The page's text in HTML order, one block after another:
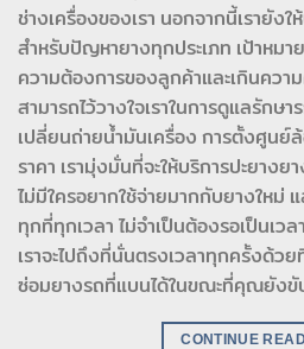
ช่างเครื่องของเรา นอกจากนี้เรายัง
สำหรับปัญหายางทุกประเภท เป้าหมา
ความต้องการของลูกค้าและเกินคว
สามารถไว้วางใจเราในการดูแลรักษ
เปลี่ยนถ่ายน้ำมันเครื่อง การตั้งศูนย์
ราคา เรามุ่งมั่นที่จะให้บริการปะยาง
ไม่มีใครอยากใช้จ่ายมากกับยางใหม่ แ
ทุกที่ทุกเวลา ไม่จำเป็นต้องรอเป็นเว
เราจะไปถึงที่นั่นตรงเวลาทุกครั้งด้ว
ซ่อมยางรถที่แบนได้ในขณะที่คุณยังขั
CONTINUE